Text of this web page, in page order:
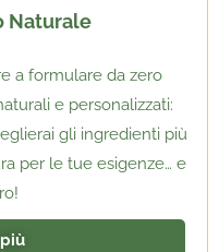
Naturale
a formulare da zero
e personalizzati:
gli ingredienti più
per le tue esigenze… e